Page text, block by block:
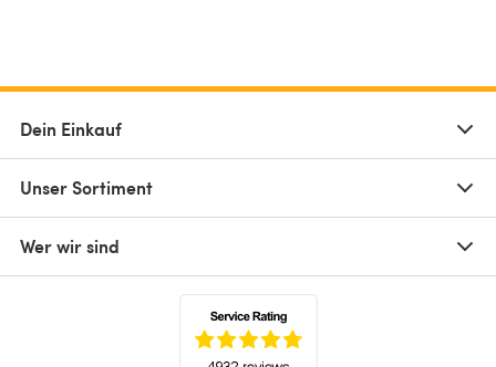
Dein Einkauf
Unser Sortiment
Wer wir sind